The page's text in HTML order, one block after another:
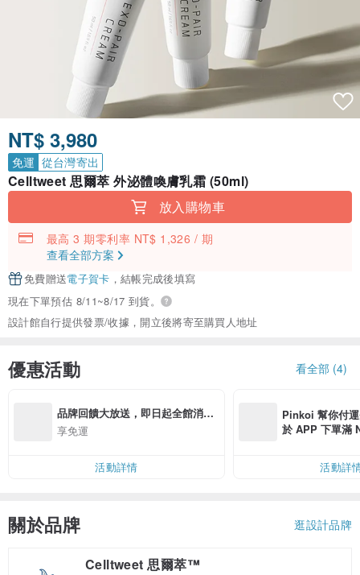
NT$ 3,980
免運 從台灣寄出
Celltweet 思爾萃 外泌體喚膚乳霜 (50ml)
放入購物車
最高 3 期零利率 NT$ 1,326 / 期
查看全部方案
免費贈送電子賀卡 ，結帳完成後填寫
現在下單預估 8/11~8/17 到貨。
設計館自行提供發票/收據，開立後將寄至購買人地址
優惠活動 看全部 (4)
品牌回饋大放送，即日起全館消費
即享超值優惠 🫰
享免運
活動詳情
Pinkoi 幫你付
於 APP 下單滿
活動詳
關於品牌 逛設計品牌
Celltweet 思爾萃™